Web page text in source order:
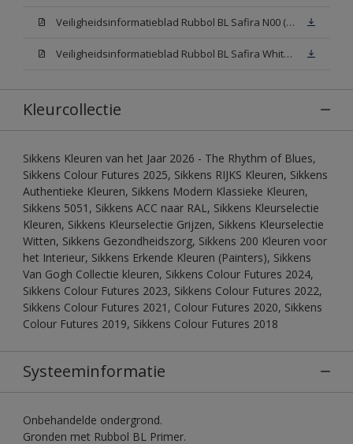
Veiligheidsinformatieblad Rubbol BL Safira N00 (MSDS)
Veiligheidsinformatieblad Rubbol BL Safira White W05 (MSDS)
Kleurcollectie
Sikkens Kleuren van het Jaar 2026 - The Rhythm of Blues,
Sikkens Colour Futures 2025, Sikkens RIJKS Kleuren, Sikkens
Authentieke Kleuren, Sikkens Modern Klassieke Kleuren,
Sikkens 5051, Sikkens ACC naar RAL, Sikkens Kleurselectie
Kleuren, Sikkens Kleurselectie Grijzen, Sikkens Kleurselectie
Witten, Sikkens Gezondheidszorg, Sikkens 200 Kleuren voor
het Interieur, Sikkens Erkende Kleuren (Painters), Sikkens
Van Gogh Collectie kleuren, Sikkens Colour Futures 2024,
Sikkens Colour Futures 2023, Sikkens Colour Futures 2022,
Sikkens Colour Futures 2021, Colour Futures 2020, Sikkens
Colour Futures 2019, Sikkens Colour Futures 2018
Systeeminformatie
Onbehandelde ondergrond.
Gronden met Rubbol BL Primer.